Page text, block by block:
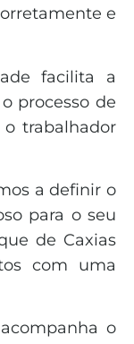
e
facilita a
processo de
trabalhador
a definir o
para o seu
de Caxias
com uma
o